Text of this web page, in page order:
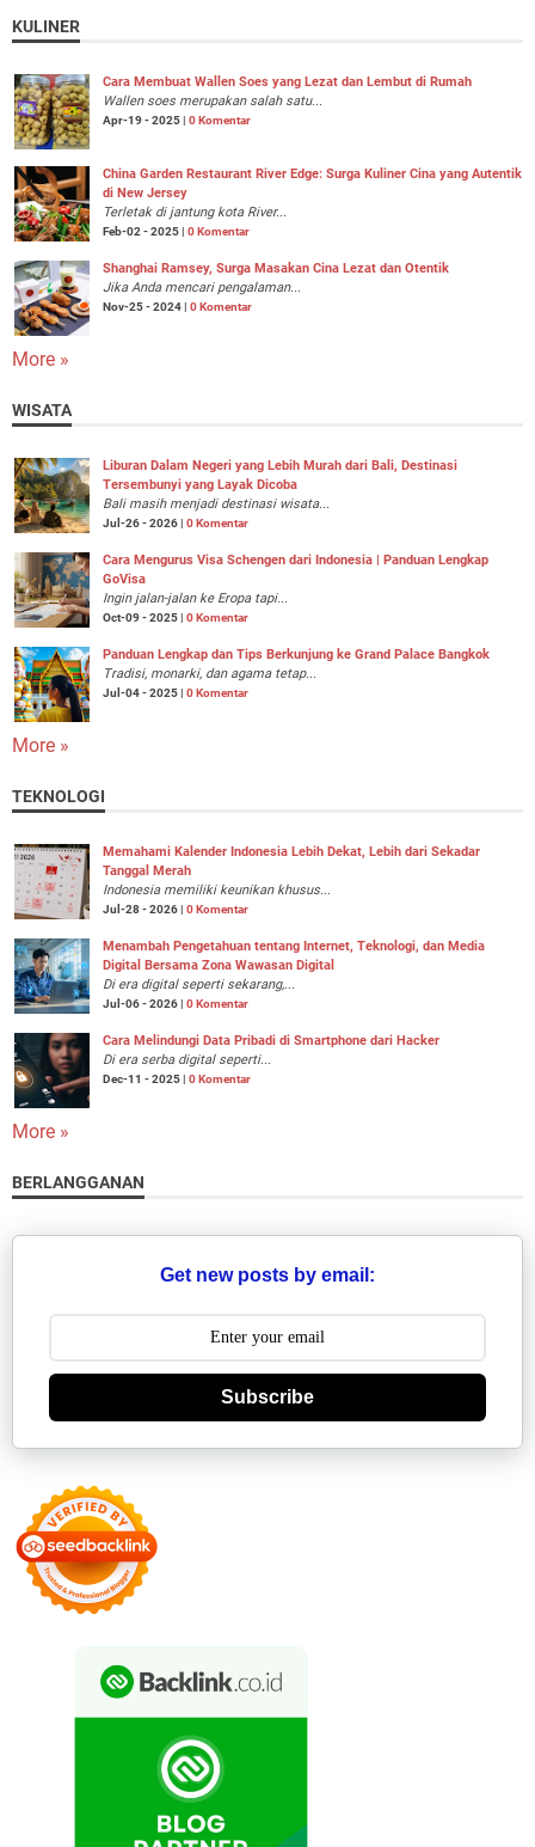
KULINER
Cara Membuat Wallen Soes yang Lezat dan Lembut di Rumah
Wallen soes merupakan salah satu...
Apr-19 - 2025 | 0 Komentar
China Garden Restaurant River Edge: Surga Kuliner Cina yang Autentik
di New Jersey
Terletak di jantung kota River...
Feb-02 - 2025 | 0 Komentar
Shanghai Ramsey, Surga Masakan Cina Lezat dan Otentik
Jika Anda mencari pengalaman...
Nov-25 - 2024 | 0 Komentar
More »
WISATA
Liburan Dalam Negeri yang Lebih Murah dari Bali, Destinasi
Tersembunyi yang Layak Dicoba
Bali masih menjadi destinasi wisata...
Jul-26 - 2026 | 0 Komentar
Cara Mengurus Visa Schengen dari Indonesia | Panduan Lengkap
GoVisa
Ingin jalan-jalan ke Eropa tapi...
Oct-09 - 2025 | 0 Komentar
Panduan Lengkap dan Tips Berkunjung ke Grand Palace Bangkok
Tradisi, monarki, dan agama tetap...
Jul-04 - 2025 | 0 Komentar
More »
TEKNOLOGI
Memahami Kalender Indonesia Lebih Dekat, Lebih dari Sekadar
Tanggal Merah
Indonesia memiliki keunikan khusus...
Jul-28 - 2026 | 0 Komentar
Menambah Pengetahuan tentang Internet, Teknologi, dan Media
Digital Bersama Zona Wawasan Digital
Di era digital seperti sekarang,...
Jul-06 - 2026 | 0 Komentar
Cara Melindungi Data Pribadi di Smartphone dari Hacker
Di era serba digital seperti...
Dec-11 - 2025 | 0 Komentar
More »
BERLANGGANAN
Get new posts by email:
Subscribe